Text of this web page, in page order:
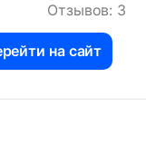
Отзывов: 3
на сайт